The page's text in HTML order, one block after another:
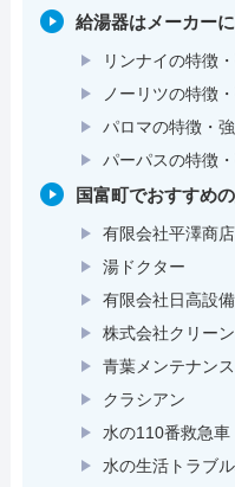
給湯器はメーカー
リンナイの特徴
ノーリツの特徴
パロマの特徴・
パーパスの特徴
国富町でおすすめ
有限会社平澤商店
湯ドクター
有限会社日高設
株式会社クリー
青葉メンテナンス
クラシアン
水の110番救急車
水の生活トラブ